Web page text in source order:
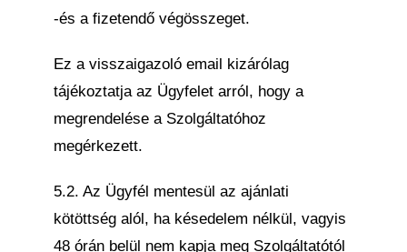
-és a fizetendő végösszeget.
Ez a visszaigazoló email kizárólag
tájékoztatja az Ügyfelet arról, hogy a
megrendelése a Szolgáltatóhoz
megérkezett.
5.2. Az Ügyfél mentesül az ajánlati
kötöttség alól, ha késedelem nélkül, vagyis
48 órán belül nem kapja meg Szolgáltatótól